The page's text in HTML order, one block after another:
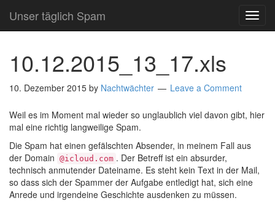
Unser täglich Spam
10.12.2015_13_17.xls
10. Dezember 2015 by Nachtwächter Leave a Comment
Weil es im Moment mal wieder so unglaublich viel davon gibt, hier
mal eine richtig langweilige Spam.
Die Spam hat einen gefälschten Absender, in meinem Fall aus
der Domain @icloud.com . Der Betreff ist ein absurder,
technisch anmutender Dateiname. Es steht kein Text in der Mail,
so dass sich der Spammer der Aufgabe entledigt hat, sich eine
Anrede und irgendeine Geschichte ausdenken zu müssen.